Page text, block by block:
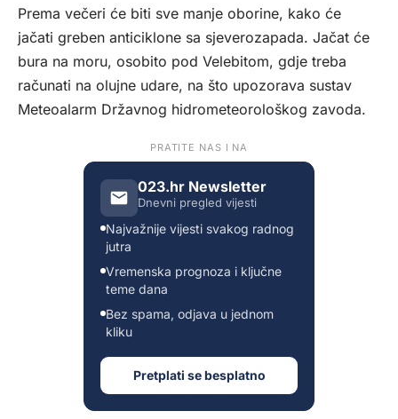
Prema večeri će biti sve manje oborine, kako će
jačati greben anticiklone sa sjeverozapada. Jačat će
bura na moru, osobito pod Velebitom, gdje treba
računati na olujne udare, na što upozorava sustav
Meteoalarm Državnog hidrometeorološkog zavoda.
PRATITE NAS I NA
023.hr Newsletter
Dnevni pregled vijesti
Najvažnije vijesti svakog radnog
jutra
Vremenska prognoza i ključne
teme dana
Bez spama, odjava u jednom
kliku
Pretplati se besplatno